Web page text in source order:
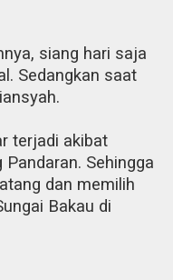
siang hari saja
Sedangkan saat
terjadi akibat
Sehingga
dan memilih
Bakau di